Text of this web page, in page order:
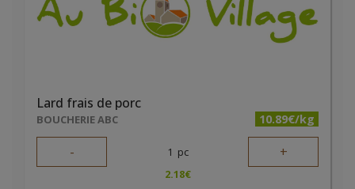
Lard frais de porc
BOUCHERIE ABC 10.89€/kg
- 1 pc +
2.18€